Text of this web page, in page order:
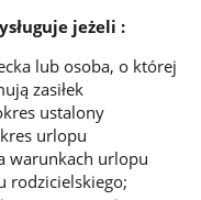
jeżeli :
lub osoba, o której
zasiłek
ustalony
urlopu
warunkach urlopu
rodzicielskiego;